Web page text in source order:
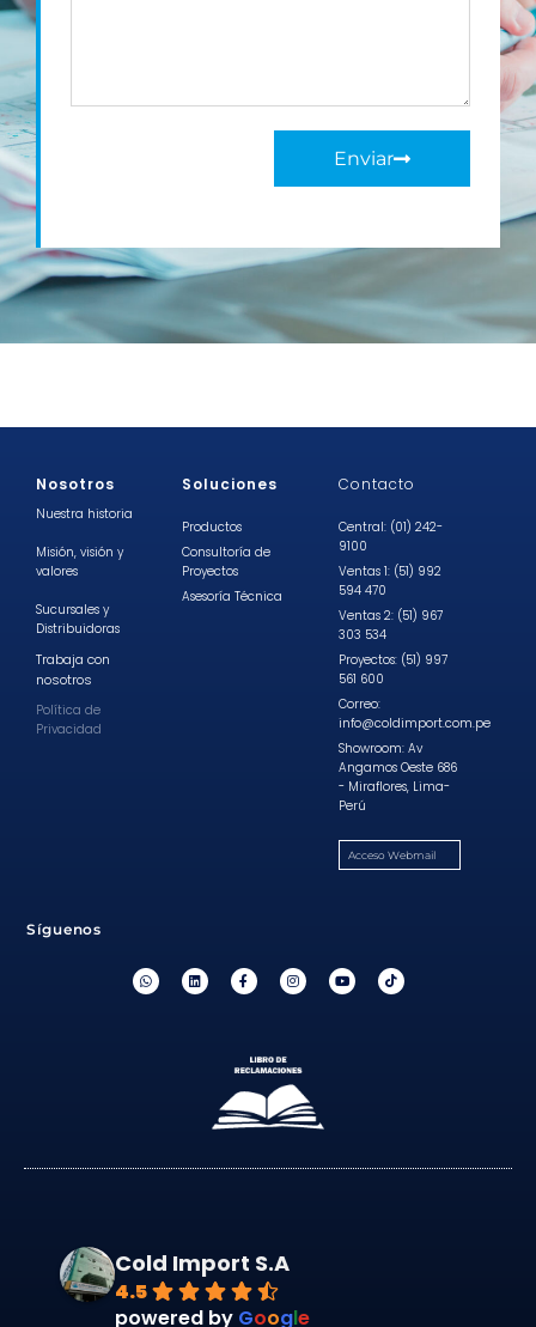
Enviar
Nosotros
Nuestra historia
Misión, visión y
valores
Sucursales y
Distribuidoras
Trabaja con
nosotros
Política de
Privacidad
Soluciones
Productos
Consultoría de
Proyectos
Asesoría Técnica
Contacto
Central: (01) 242-
9100
Ventas 1: (51) 992
594 470
Ventas 2: (51) 967
303 534
Proyectos: (51) 997
561 600
Correo:
info@coldimport.com.pe
Showroom: Av
Angamos Oeste 686
- Miraflores, Lima-
Perú
Acceso Webmail
Síguenos
Cold Import S.A
4.5
powered by Google